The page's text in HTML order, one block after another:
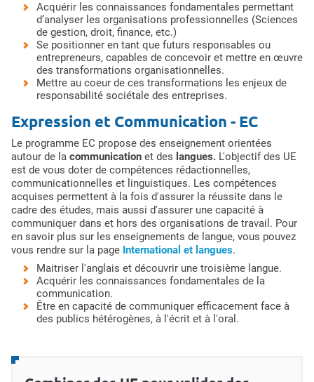
Acquérir les connaissances fondamentales permettant
d’analyser les organisations professionnelles (Sciences
de gestion, droit, finance, etc.)
Se positionner en tant que futurs responsables ou
entrepreneurs, capables de concevoir et mettre en œuvre
des transformations organisationnelles.
Mettre au coeur de ces transformations les enjeux de
responsabilité sociétale des entreprises.
Expression et Communication - EC
Le programme EC propose des enseignement orientées
autour de la communication et des langues. L'objectif des UE
est de vous doter de compétences rédactionnelles,
communicationnelles et linguistiques. Les compétences
acquises permettent à la fois d'assurer la réussite dans le
cadre des études, mais aussi d'assurer une capacité à
communiquer dans et hors des organisations de travail. Pour
en savoir plus sur les enseignements de langue, vous pouvez
vous rendre sur la page International et langues.
Maitriser l'anglais et découvrir une troisième langue.
Acquérir les connaissances fondamentales de la
communication.
Être en capacité de communiquer efficacement face à
des publics hétérogènes, à l'écrit et à l'oral.